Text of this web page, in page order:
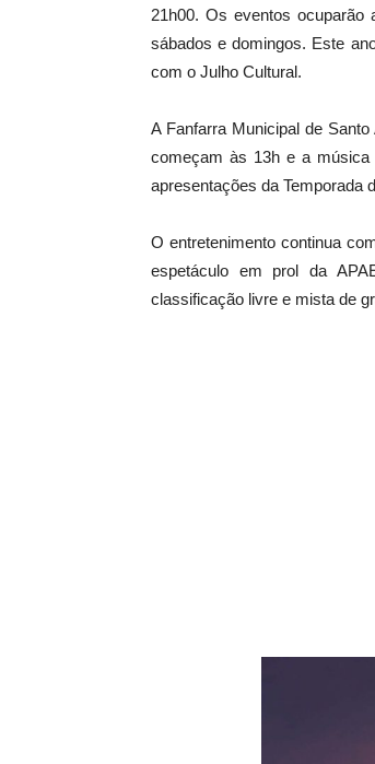
21h00. Os eventos
sábados e domingos. Este
com o Julho Cultural.
A Fanfarra Municipal de
começam às 13h e a
apresentações da Temporada
O entretenimento continua
espetáculo em prol da
classificação livre e mista de